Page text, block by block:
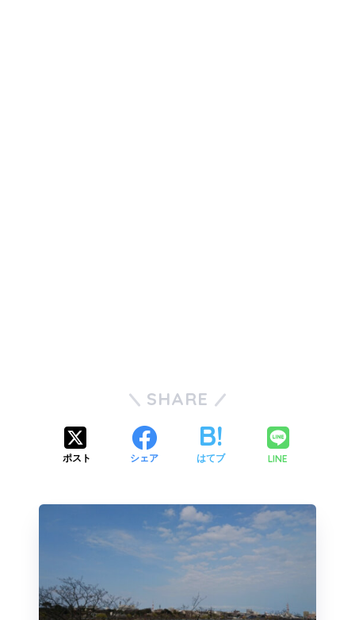
SHARE
ポスト シェア はてブ LINE